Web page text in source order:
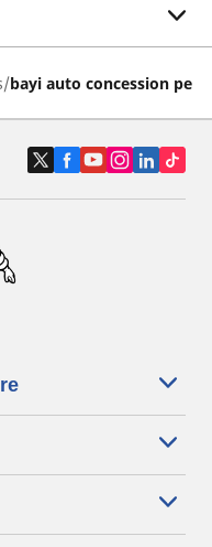
bayi auto concession